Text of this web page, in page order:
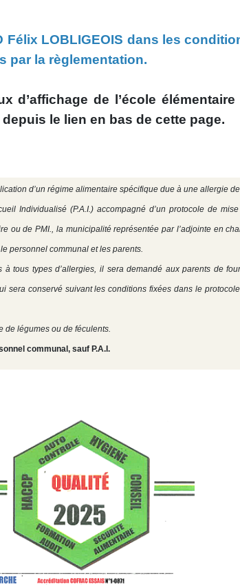
Félix LOBLIGEOIS dans les
par la règlementation.
d’affichage de l’école élémentaire
le lien en bas de cette page.
d’un régime alimentaire spécifique due à une allergie
Individualisé (P.A.I.) accompagné d’un protocole de
ou de PMI., la municipalité représentée par l’adjointe en
personnel communal et les parents.
tous types d’allergies, il sera demandé aux parents de
sera conservé suivant les conditions fixées dans le
de légumes ou de féculents.
communal, sauf P.A.I.